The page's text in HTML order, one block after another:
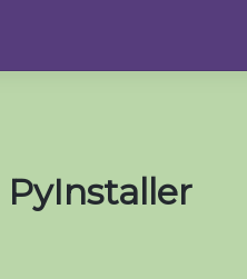
PyInstaller